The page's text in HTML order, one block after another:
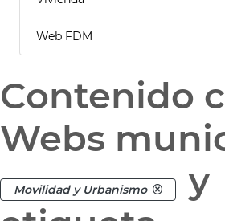
Web FDM
Contenido
Webs
Movilidad y Urbanismo
y